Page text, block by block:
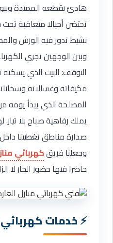
هادئ بقطعه الممتدة
تحتضن أجيالا متعاقبة
نشيط تدور فيه الورش
وبين الوجهين تجري
التوقف: البيت الذي يسكنه
مكيفاته وغسالاته
المصلحة الذي يبدأ يومه
يملك رفاهية صباح بلا
صدارة مناطق تغطيتنا داخل
وجعلنا فريقكهربائي منازل
حاضرا فيها حضور الجار لا
خدمات